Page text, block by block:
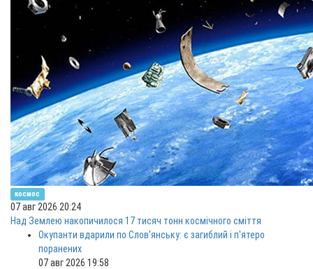
космос
07 авг 2026 20:24
Над Землею накопичилося 17 тисяч тонн космічного сміття
Окупанти вдарили по Слов'янську: є загиблий і п'ятеро
поранених
07 авг 2026 19:58